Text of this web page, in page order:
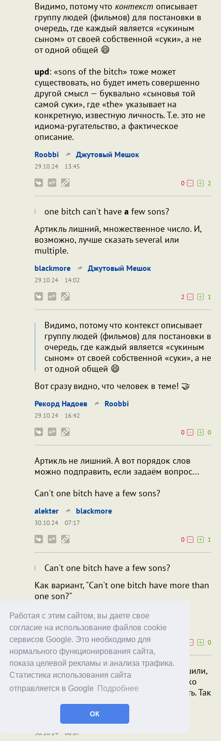
Работая с этим сайтом, вы даете свое
согласие на использование файлов cookie
сервисов Google. Это необходимо для
нормального функционирования сайта,
показа целевой рекламы и анализа трафика.
Статистика использования сайта
отправляется в Google
Подробнее
ОК
Видимо, потому что контекст описывает
группу людей (фильмов) для постановки в
очередь, где каждый является «сукиным
сыном» от своей собственной «суки», а не
от одной общей 😄
upd: «sons of the bitch» тоже может
существовать, но будет иметь совершенно
другой смысл — буквально «сыновья той
самой суки», где «the» указывает на
конкретную, известную личность. Т.е. это не
идиома-ругательство, а фактическое
описание.
Roobbi Джутовый Мешок
29.10.24
13:45
0
2
one bitch can't have a few sons?
Артикль лишний, множественное число. И,
возможно, лучше сказать several или
multiple.
blackmore Джутовый Мешок
29.10.24
14:02
2
1
Видимо, потому что контекст описывает
группу людей (фильмов) для постановки в
очередь, где каждый является «сукиным
сыном» от своей собственной «суки», а не
от одной общей 😄
Вот сразу видно, что человек в теме! 🤝
Рекорд Надоев Roobbi
29.10.24
16:42
0
0
Артикль не лишний. А вот порядок слов
можно подправить, если задаём вопрос...
Can't one bitch have a few sons?
alekter blackmore
30.10.24
07:17
0
1
Can't one bitch have a few sons?
Как вариант, "Can't one bitch have more than
one son?"
Рекорд Надоев alekter
30.10.24
07:51
0
Но мы-то задаем вопрос "с чего вы решили,
что (одна сука не может иметь несколько
сыновей)?", простите за билингвальность. Так
что не надо поправлять порядок!..
Джутовый Мешок alekter
30.10.24 08:07